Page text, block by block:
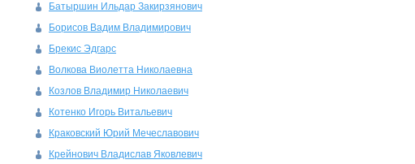
Батыршин Ильдар Закирзянович
Борисов Вадим Владимирович
Брекис Эдгарс
Волкова Виолетта Николаевна
Козлов Владимир Николаевич
Котенко Игорь Витальевич
Краковский Юрий Мечеславович
Крейнович Владислав Яковлевич